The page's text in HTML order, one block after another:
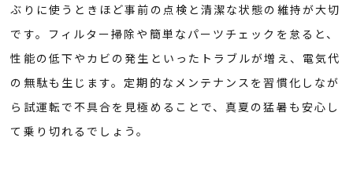
ぶりに使うときほど事前の点検と清潔な状態の維持が大切
です。フィルター掃除や簡単なパーツチェックを怠ると、
性能の低下やカビの発生といったトラブルが増え、電気代
の無駄も生じます。定期的なメンテナンスを習慣化しなが
ら試運転で不具合を見極めることで、真夏の猛暑も安心し
て乗り切れるでしょう。